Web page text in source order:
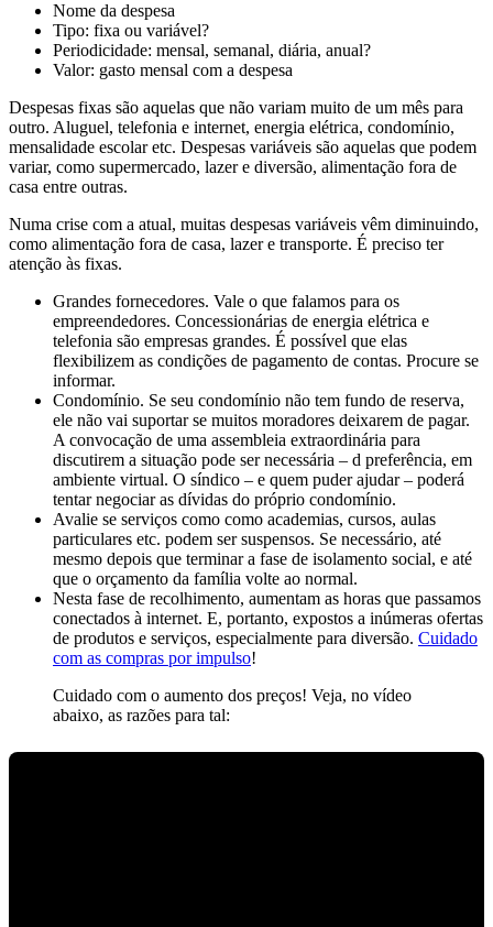
Nome da despesa
Tipo: fixa ou variável?
Periodicidade: mensal, semanal, diária, anual?
Valor: gasto mensal com a despesa
Despesas fixas são aquelas que não variam muito de um mês para
outro. Aluguel, telefonia e internet, energia elétrica, condomínio,
mensalidade escolar etc. Despesas variáveis são aquelas que podem
variar, como supermercado, lazer e diversão, alimentação fora de
casa entre outras.
Numa crise com a atual, muitas despesas variáveis vêm diminuindo,
como alimentação fora de casa, lazer e transporte. É preciso ter
atenção às fixas.
Grandes fornecedores. Vale o que falamos para os
empreendedores. Concessionárias de energia elétrica e
telefonia são empresas grandes. É possível que elas
flexibilizem as condições de pagamento de contas. Procure se
informar.
Condomínio. Se seu condomínio não tem fundo de reserva,
ele não vai suportar se muitos moradores deixarem de pagar.
A convocação de uma assembleia extraordinária para
discutirem a situação pode ser necessária – d preferência, em
ambiente virtual. O síndico – e quem puder ajudar – poderá
tentar negociar as dívidas do próprio condomínio.
Avalie se serviços como como academias, cursos, aulas
particulares etc. podem ser suspensos. Se necessário, até
mesmo depois que terminar a fase de isolamento social, e até
que o orçamento da família volte ao normal.
Nesta fase de recolhimento, aumentam as horas que passamos
conectados à internet. E, portanto, expostos a inúmeras ofertas
de produtos e serviços, especialmente para diversão. Cuidado
com as compras por impulso!
Cuidado com o aumento dos preços! Veja, no vídeo
abaixo, as razões para tal: